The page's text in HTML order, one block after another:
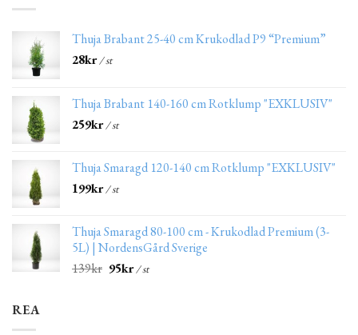
Thuja Brabant 25-40 cm Krukodlad P9 “Premium”
28kr/ st
Thuja Brabant 140-160 cm Rotklump "EXKLUSIV"
259kr/ st
Thuja Smaragd 120-140 cm Rotklump "EXKLUSIV"
199kr/ st
Thuja Smaragd 80-100 cm - Krukodlad Premium (3-
5L) | NordensGård Sverige
139kr 95kr/ st
REA